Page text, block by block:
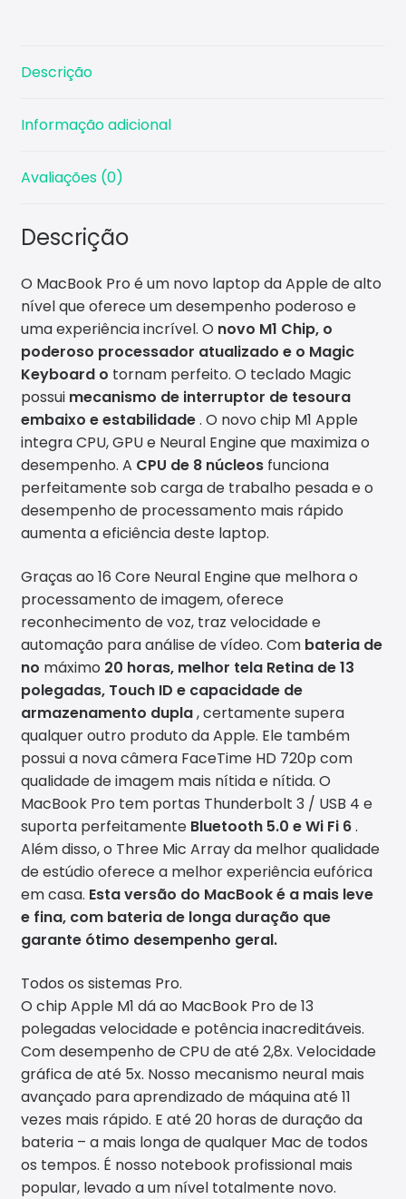
Descrição
Informação adicional
Avaliações (0)
Descrição
O MacBook Pro é um novo laptop da Apple de alto
nível que oferece um desempenho poderoso e
uma experiência incrível. O novo M1 Chip, o
poderoso processador atualizado e o Magic
Keyboard o tornam perfeito. O teclado Magic
possui mecanismo de interruptor de tesoura
embaixo e estabilidade. O novo chip M1 Apple
integra CPU, GPU e Neural Engine que maximiza o
desempenho. A CPU de 8 núcleosfunciona
perfeitamente sob carga de trabalho pesada e o
desempenho de processamento mais rápido
aumenta a eficiência deste laptop.
Graças ao 16 Core Neural Engine que melhora o
processamento de imagem, oferece
reconhecimento de voz, traz velocidade e
automação para análise de vídeo. Com bateria de
no máximo 20 horas, melhor tela Retina de 13
polegadas, Touch ID e capacidade de
armazenamento dupla, certamente supera
qualquer outro produto da Apple. Ele também
possui a nova câmera FaceTime HD 720p com
qualidade de imagem mais nítida e nítida. O
MacBook Pro tem portas Thunderbolt 3 / USB 4 e
suporta perfeitamente Bluetooth 5.0 e Wi Fi 6.
Além disso, o Three Mic Array da melhor qualidade
de estúdio oferece a melhor experiência eufórica
em casa. Esta versão do MacBook é a mais leve
e fina, com bateria de longa duração que
garante ótimo desempenho geral.
Todos os sistemas Pro.
O chip Apple M1 dá ao MacBook Pro de 13
polegadas velocidade e potência inacreditáveis.
Com desempenho de CPU de até 2,8x. Velocidade
gráfica de até 5x. Nosso mecanismo neural mais
avançado para aprendizado de máquina até 11
vezes mais rápido. E até 20 horas de duração da
bateria – a mais longa de qualquer Mac de todos
os tempos. É nosso notebook profissional mais
popular, levado a um nível totalmente novo.